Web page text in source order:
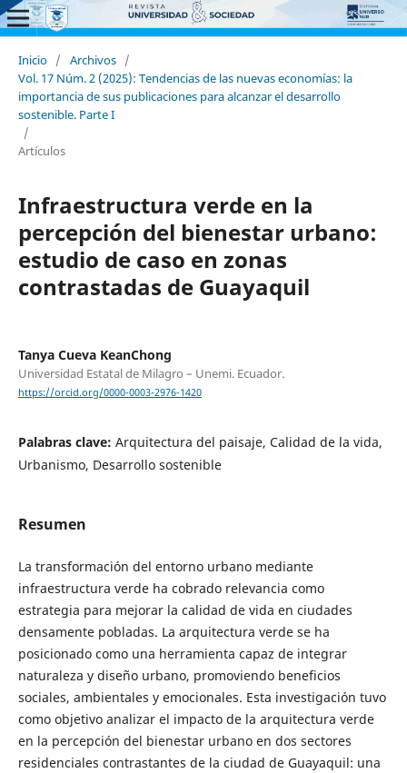
Inicio / Archivos /
Vol. 17 Núm. 2 (2025): Tendencias de las nuevas economías: la
importancia de sus publicaciones para alcanzar el desarrollo
sostenible. Parte I
/
Artículos
Infraestructura verde en la
percepción del bienestar urbano:
estudio de caso en zonas
contrastadas de Guayaquil
Tanya Cueva KeanChong
Universidad Estatal de Milagro – Unemi. Ecuador.
https://orcid.org/0000-0003-2976-1420
Palabras clave: Arquitectura del paisaje, Calidad de la vida,
Urbanismo, Desarrollo sostenible
Resumen
La transformación del entorno urbano mediante
infraestructura verde ha cobrado relevancia como
estrategia para mejorar la calidad de vida en ciudades
densamente pobladas. La arquitectura verde se ha
posicionado como una herramienta capaz de integrar
naturaleza y diseño urbano, promoviendo beneficios
sociales, ambientales y emocionales. Esta investigación tuvo
como objetivo analizar el impacto de la arquitectura verde
en la percepción del bienestar urbano en dos sectores
residenciales contrastantes de la ciudad de Guayaquil: una